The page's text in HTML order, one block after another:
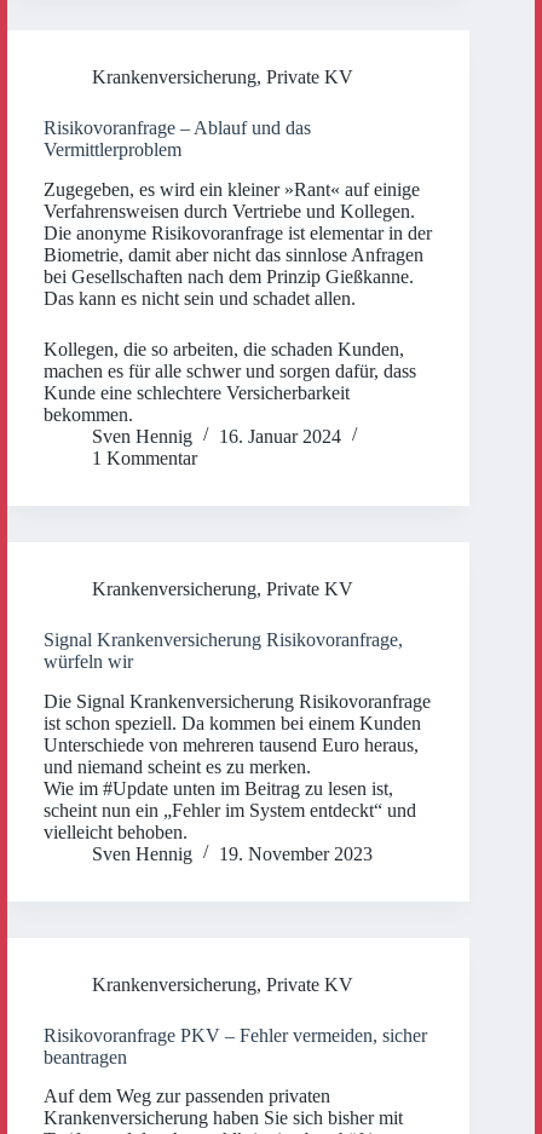
Krankenversicherung, Private KV
Risikovoranfrage – Ablauf und das
Vermittlerproblem
Zugegeben, es wird ein kleiner »Rant« auf einige
Verfahrensweisen durch Vertriebe und Kollegen.
Die anonyme Risikovoranfrage ist elementar in der
Biometrie, damit aber nicht das sinnlose Anfragen
bei Gesellschaften nach dem Prinzip Gießkanne.
Das kann es nicht sein und schadet allen.
Kollegen, die so arbeiten, die schaden Kunden,
machen es für alle schwer und sorgen dafür, dass
Kunde eine schlechtere Versicherbarkeit
bekommen.
Sven Hennig
16. Januar 2024
1 Kommentar
Krankenversicherung, Private KV
Signal Krankenversicherung Risikovoranfrage,
würfeln wir
Die Signal Krankenversicherung Risikovoranfrage
ist schon speziell. Da kommen bei einem Kunden
Unterschiede von mehreren tausend Euro heraus,
und niemand scheint es zu merken.
Wie im #Update unten im Beitrag zu lesen ist,
scheint nun ein „Fehler im System entdeckt“ und
vielleicht behoben.
Sven Hennig
19. November 2023
Krankenversicherung, Private KV
Risikovoranfrage PKV – Fehler vermeiden, sicher
beantragen
Auf dem Weg zur passenden privaten
Krankenversicherung haben Sie sich bisher mit